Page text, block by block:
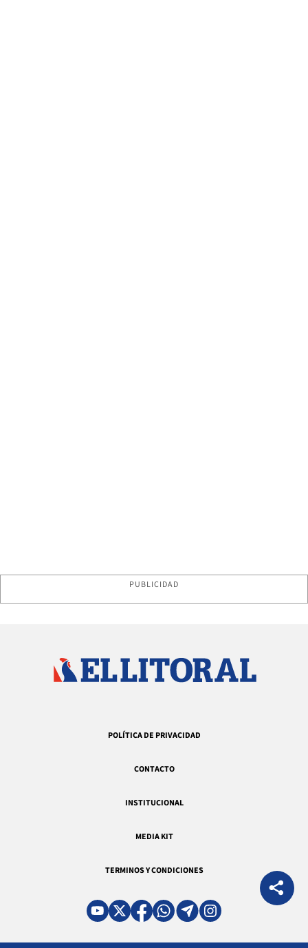
PUBLICIDAD
POLÍTICA DE PRIVACIDAD
CONTACTO
INSTITUCIONAL
MEDIA KIT
TERMINOS Y CONDICIONES